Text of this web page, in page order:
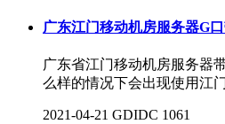
广东江门移动机房服务器G
广东省江门移动机房服务器
么样的情况下会出现使用江
2021-04-21 GDIDC 1061